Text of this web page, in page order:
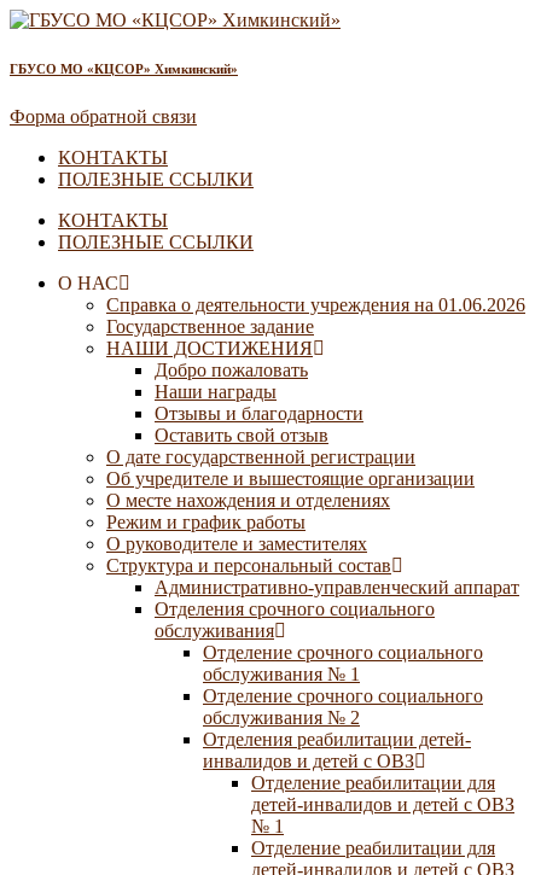
ГБУСО МО «КЦСОР» Химкинский»
Форма обратной связи
КОНТАКТЫ
ПОЛЕЗНЫЕ ССЫЛКИ
КОНТАКТЫ
ПОЛЕЗНЫЕ ССЫЛКИ
О НАС
Справка о деятельности учреждения на 01.06.2026
Государственное задание
НАШИ ДОСТИЖЕНИЯ
Добро пожаловать
Наши награды
Отзывы и благодарности
Оставить свой отзыв
О дате государственной регистрации
Об учредителе и вышестоящие организации
О месте нахождения и отделениях
Режим и график работы
О руководителе и заместителях
Структура и персональный состав
Административно-управленческий аппарат
Отделения срочного социального
обслуживания
Отделение срочного социального
обслуживания № 1
Отделение срочного социального
обслуживания № 2
Отделения реабилитации детей-
инвалидов и детей с ОВЗ
Отделение реабилитации для
детей-инвалидов и детей с ОВЗ
№ 1
Отделение реабилитации для
детей-инвалидов и детей с ОВЗ